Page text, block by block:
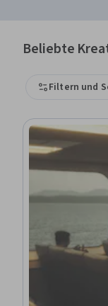
Beliebte
Filtern und